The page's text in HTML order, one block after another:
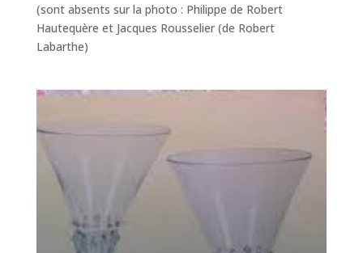
(sont absents sur la photo : Philippe de Robert
Hautequère et Jacques Rousselier (de Robert
Labarthe)